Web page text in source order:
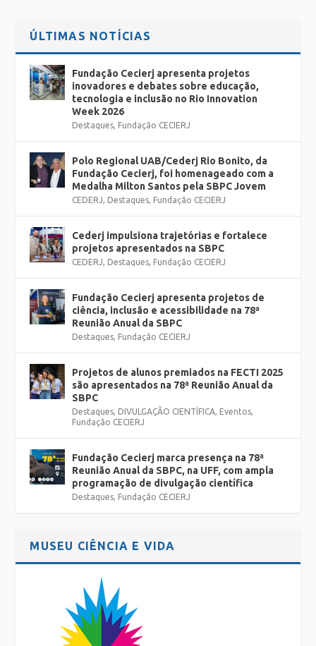
ÚLTIMAS NOTÍCIAS
Fundação Cecierj apresenta projetos
inovadores e debates sobre educação,
tecnologia e inclusão no Rio Innovation
Week 2026
Destaques Fundação CECIERJ
Polo Regional UAB/Cederj Rio Bonito, da
Fundação Cecierj, foi homenageado com a
Medalha Milton Santos pela SBPC Jovem
CEDERJ Destaques Fundação CECIERJ
Cederj impulsiona trajetórias e fortalece
projetos apresentados na SBPC
CEDERJ Destaques Fundação CECIERJ
Fundação Cecierj apresenta projetos de
ciência, inclusão e acessibilidade na 78ª
Reunião Anual da SBPC
Destaques Fundação CECIERJ
Projetos de alunos premiados na FECTI 2025
são apresentados na 78ª Reunião Anual da
SBPC
Destaques DIVULGAÇÃO CIENTÍFICA Eventos
Fundação CECIERJ
Fundação Cecierj marca presença na 78ª
Reunião Anual da SBPC, na UFF, com ampla
programação de divulgação científica
Destaques Fundação CECIERJ
MUSEU CIÊNCIA E VIDA